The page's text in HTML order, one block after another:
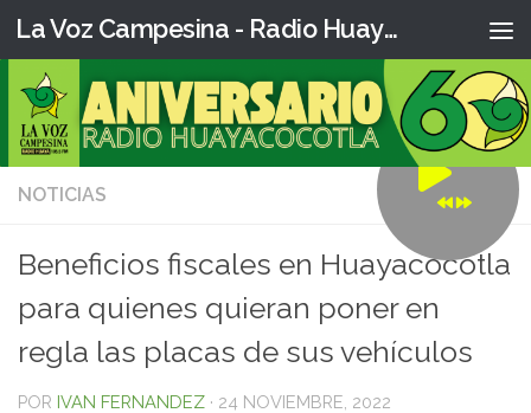
La Voz Campesina - Radio Huaya
NOTICIAS
Beneficios fiscales en Huayacocotla
para quienes quieran poner en
regla las placas de sus vehículos
POR IVAN FERNANDEZ · 24 NOVIEMBRE, 2022